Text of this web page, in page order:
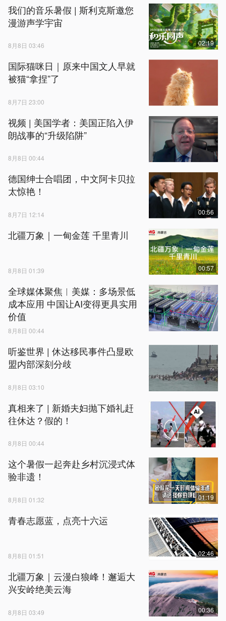
我们的音乐暑假 | 斯利克斯邀您
漫游声学宇宙
8月8日 03:46 02:19
国际猫咪日｜原来中国文人早就
被猫“拿捏”了
8月7日 23:00
视频 | 美国学者：美国正陷入伊
朗战事的“升级陷阱”
8月8日 00:44
德国绅士合唱团，中文阿卡贝拉
太惊艳！
8月7日 12:14 00:56
北疆万象｜一甸金莲 千里青川
8月8日 01:39 00:57
全球媒体聚焦︱美媒：多场景低
成本应用 中国让AI变得更具实用
价值
8月8日 00:44
听鉴世界 | 休达移民事件凸显欧
盟内部深刻分歧
8月8日 03:10
真相来了 | 新婚夫妇抛下婚礼赶
往休达？假的！
8月8日 00:44
这个暑假一起奔赴乡村沉浸式体
验非遗！
8月8日 01:32 01:19
青春志愿蓝，点亮十六运
8月8日 01:51 02:46
北疆万象｜云漫白狼峰！邂逅大
兴安岭绝美云海
8月8日 03:49 00:36